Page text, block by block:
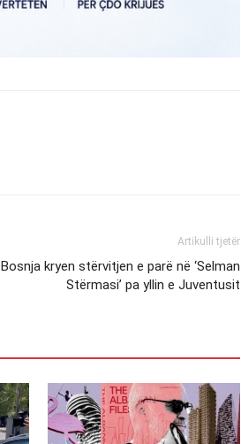
Artikulli tjetër
Bosnja kryen stërvitjen e parë në ‘Selman
Stërmasi’ pa yllin e Juventusit